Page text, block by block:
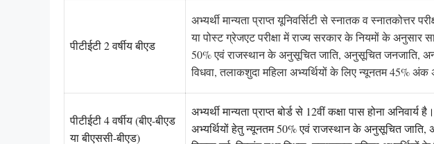
पीटीईटी 2 वर्षीय बीएड
अभ्यर्थी मान्यता प्राप्त यूनिवर्सिटी से स्नातक व स्नातकोत्तर
या पोस्ट ग्रेजएट परीक्षा में राज्य सरकार के नियमों के अनुसार
50% एवं राजस्थान के अनुसूचित जाति, अनुसूचित जनजाति,
विधवा, तलाकशुदा महिला अभ्यर्थियों के लिए न्यूनतम 45% अंक
पीटीईटी 4 वर्षीय (बीए-बीएड
या बीएससी-बीएड)
अभ्यर्थी मान्यता प्राप्त बोर्ड से 12वीं कक्षा पास होना
अभ्यर्थियों हेतु न्यूनतम 50% एवं राजस्थान के अनुसूचित जाति,